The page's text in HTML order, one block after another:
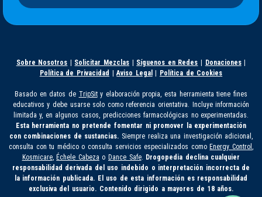
Sobre Nosotros Solicitar Mezclas Síguenos en Redes Donaciones|
Política de Privacidad
|Aviso Legal Política de Cookies
Basado en datos de TripSity elaboración propia, esta herramienta tiene fines
educativos y debe usarse solo como referencia orientativa. Incluye información
limitada y, en algunos casos, predicciones farmacológicas no experimentadas.
Esta herramienta no pretende fomentar ni promover la experimentación
con combinaciones de sustancias. Siempre realiza una investigación adicional,
consulta con tu médico o consulta servicios especializados como Energy Control,
Kosmicare, Échele Cabeza o Dance Safe. Drogopedia declina cualquier
responsabilidad derivada del uso indebido o interpretación incorrecta de
la información publicada. El uso de esta información es responsabilidad
exclusiva del usuario. Contenido dirigido a mayores de 18 años.